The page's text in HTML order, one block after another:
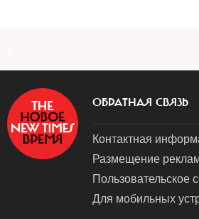
ОБРАТНАЯ СВЯЗЬ
Контактная
Размещение
Пользовательское
Для мобильных